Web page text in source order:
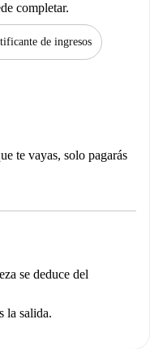
completar.
de ingresos
te vayas, solo pagarás
se deduce del
la salida.